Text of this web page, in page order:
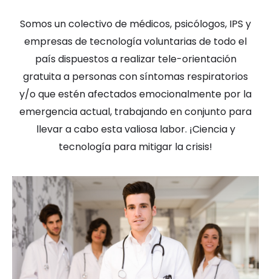
Somos un colectivo de médicos, psicólogos, IPS y
empresas de tecnología voluntarias de todo el
país dispuestos a realizar tele-orientación
gratuita a personas con síntomas respiratorios
y/o que estén afectados emocionalmente por la
emergencia actual, trabajando en conjunto para
llevar a cabo esta valiosa labor. ¡Ciencia y
tecnología para mitigar la crisis!